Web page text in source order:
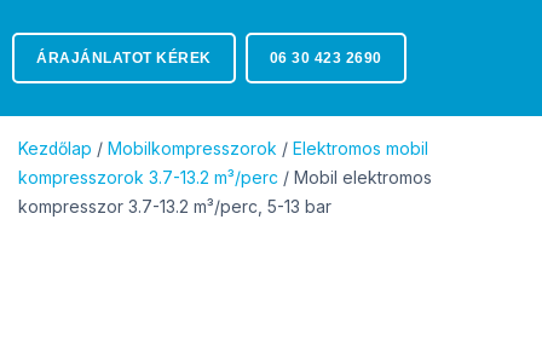
ÁRAJÁNLATOT KÉREK 06 30 423 2690
Kezdőlap / Mobilkompresszorok / Elektromos mobil
kompresszorok 3.7-13.2 m³/perc / Mobil elektromos
kompresszor 3.7-13.2 m³/perc, 5-13 bar